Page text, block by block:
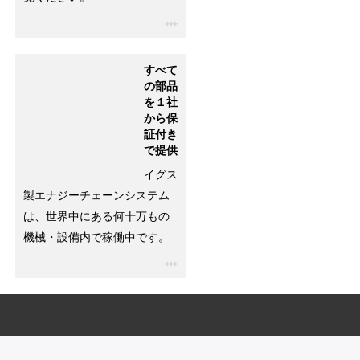
すべて
の部品
を１社
から保
証付き
で提供
イグス
製エナジーチェーンシステム
は、世界中にある何十万もの
機械・設備内で稼働中です。